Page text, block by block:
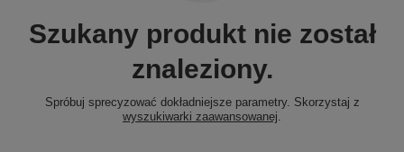
Szukany produkt nie został
znaleziony.
Spróbuj sprecyzować dokładniejsze parametry. Skorzystaj z
wyszukiwarki zaawansowanej